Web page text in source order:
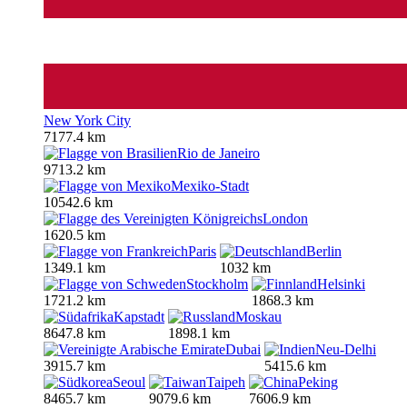
New York City
7177.4 km
Rio de Janeiro
9713.2 km
Mexiko-Stadt
10542.6 km
London
1620.5 km
Paris
1349.1 km
Berlin
1032 km
Stockholm
1721.2 km
Helsinki
1868.3 km
Kapstadt
8647.8 km
Moskau
1898.1 km
Dubai
3915.7 km
Neu-Delhi
5415.6 km
Seoul
8465.7 km
Taipeh
9079.6 km
Peking
7606.9 km